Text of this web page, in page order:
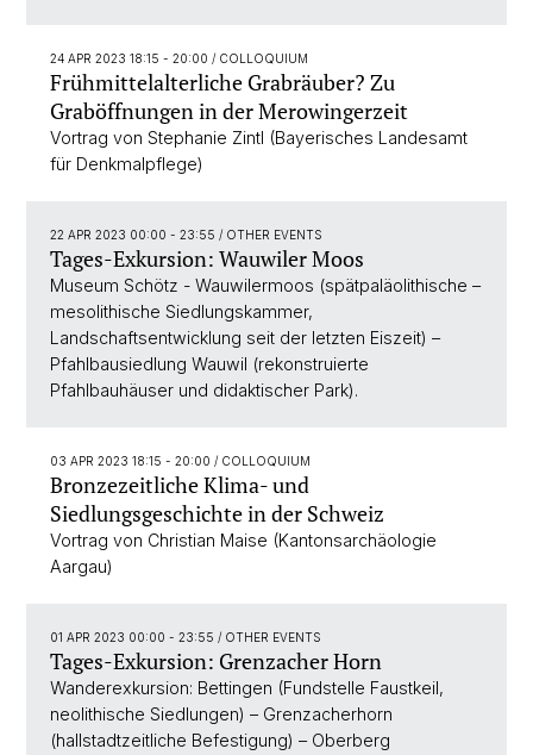
24 APR 2023 18:15 - 20:00 / COLLOQUIUM
Frühmittelalterliche Grabräuber? Zu
Graböffnungen in der Merowingerzeit
Vortrag von Stephanie Zintl (Bayerisches Landesamt
für Denkmalpflege)
22 APR 2023 00:00 - 23:55 / OTHER EVENTS
Tages-Exkursion: Wauwiler Moos
Museum Schötz - Wauwilermoos (spätpaläolithische –
mesolithische Siedlungskammer,
Landschaftsentwicklung seit der letzten Eiszeit) –
Pfahlbausiedlung Wauwil (rekonstruierte
Pfahlbauhäuser und didaktischer Park).
03 APR 2023 18:15 - 20:00 / COLLOQUIUM
Bronzezeitliche Klima- und
Siedlungsgeschichte in der Schweiz
Vortrag von Christian Maise (Kantonsarchäologie
Aargau)
01 APR 2023 00:00 - 23:55 / OTHER EVENTS
Tages-Exkursion: Grenzacher Horn
Wanderexkursion: Bettingen (Fundstelle Faustkeil,
neolithische Siedlungen) – Grenzacherhorn
(hallstadtzeitliche Befestigung) – Oberberg